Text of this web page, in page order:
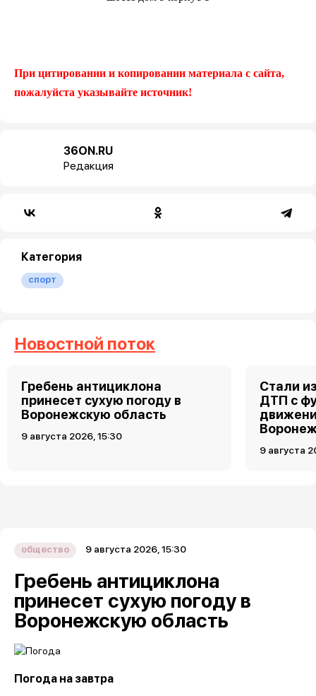
При цитировании и копировании материала с сайта,
пожалуйста указывайте источник!
36ON.RU
Редакция
Категория
спорт
Новостной поток
Гребень антициклона
принесет сухую погоду в
Воронежскую область
9 августа 2026, 15:30
Стали
ДТП с
9 августа
общество 9 августа 2026, 15:30
Гребень антициклона
принесет сухую погоду в
Воронежскую область
Погода на завтра